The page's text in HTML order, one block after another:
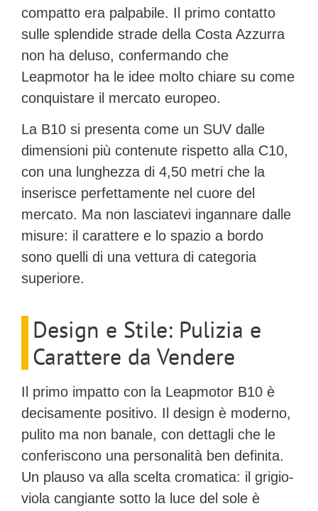
compatto era palpabile. Il primo contatto
sulle splendide strade della Costa Azzurra
non ha deluso, confermando che
Leapmotor ha le idee molto chiare su come
conquistare il mercato europeo.
La B10 si presenta come un SUV dalle
dimensioni più contenute rispetto alla C10,
con una lunghezza di 4,50 metri che la
inserisce perfettamente nel cuore del
mercato. Ma non lasciatevi ingannare dalle
misure: il carattere e lo spazio a bordo
sono quelli di una vettura di categoria
superiore.
Design e Stile: Pulizia e
Carattere da Vendere
Il primo impatto con la Leapmotor B10 è
decisamente positivo. Il design è moderno,
pulito ma non banale, con dettagli che le
conferiscono una personalità ben definita.
Un plauso va alla scelta cromatica: il grigio-
viola cangiante sotto la luce del sole è